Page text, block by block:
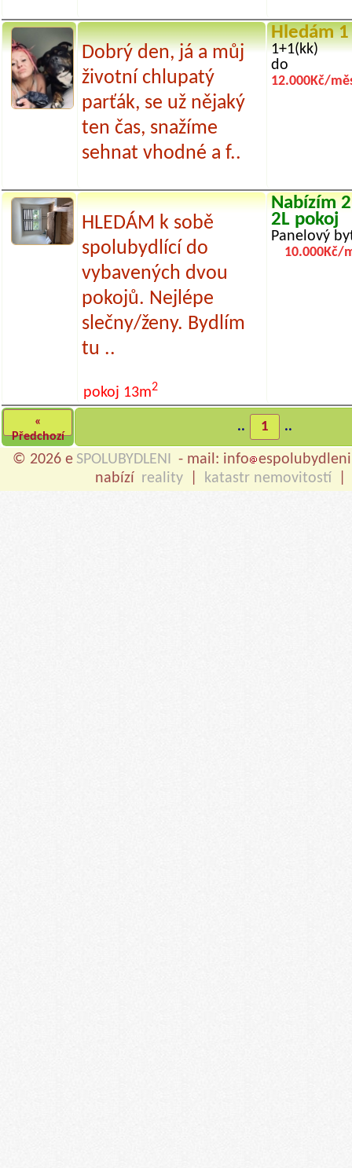
Dobrý den, já a můj
životní chlupatý
parťák, se už nějaký
ten čas, snažíme
sehnat vhodné a f..
Hledám
1+1(kk)
do
12.000Kč/
HLEDÁM k sobě
spolubydlící do
vybavených dvou
pokojů. Nejlépe
slečny/ženy. Bydlím
tu ..
pokoj 13m2
Nabízím
2L pokoj
Panelový
10.000Kč/
«
Předchozí
.. 1 ..
© 2026 e SPOLUBYDLENI - mail: info
nabízí reality katastr nemovitostí